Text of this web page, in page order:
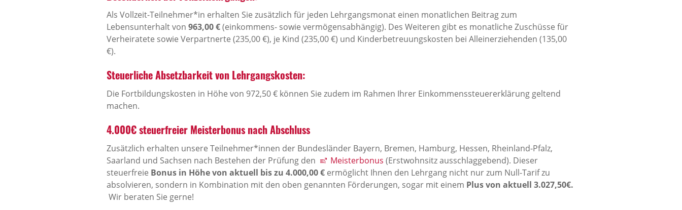
Als Vollzeit-Teilnehmer*in erhalten Sie zusätzlich für jeden Lehrgangsmonat einen monatlichen Beitrag zum
Lebensunterhalt von 963,00 €(einkommens- sowie vermögensabhängig). Des Weiteren gibt es monatliche Zuschüsse für
Verheiratete sowie Verpartnerte (235,00 €), je Kind (235,00 €) und Kinderbetreuungskosten bei Alleinerziehenden (135,00
€).
Steuerliche Absetzbarkeit von Lehrgangskosten:
Die Fortbildungskosten in Höhe von 972,50 € können Sie zudem im Rahmen Ihrer Einkommenssteuererklärung geltend
machen.
4.000€ steuerfreier Meisterbonus nach Abschluss
Zusätzlich erhalten unsere Teilnehmer*innen der Bundesländer Bayern, Bremen, Hamburg, Hessen, Rheinland-Pfalz,
Saarland und Sachsen nach Bestehen der Prüfung den
Meisterbonus (Erstwohnsitz ausschlaggebend). Dieser
steuerfreie Bonus in Höhe von aktuell bis zu 4.000,00 € ermöglicht Ihnen den Lehrgang nicht nur zum Null-Tarif zu
absolvieren, sondern in Kombination mit den oben genannten Förderungen, sogar mit einem Plus von aktuell 3.027,50€.
Wir beraten Sie gerne!